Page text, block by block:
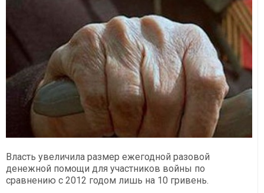
Власть увеличила размер ежегодной разовой
денежной помощи для участников войны по
сравнению с 2012 годом лишь на 10 гривень.